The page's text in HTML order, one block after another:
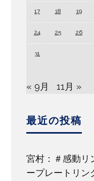
17 18 19
24 25 26
31
« 9月 11月 »
最近の投稿
宮村：＃感動リ
ープレートリン